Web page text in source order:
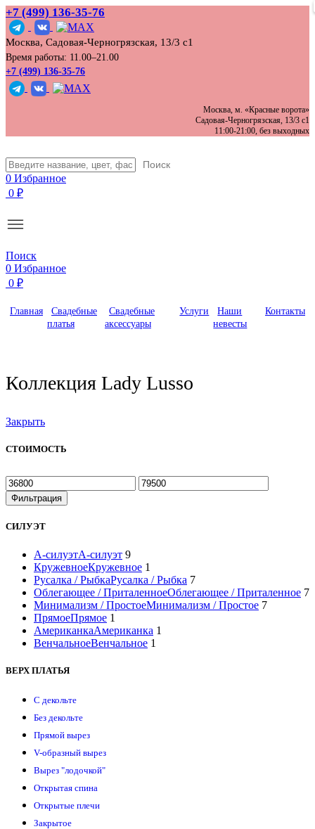
+7 (499) 136‑35‑76
Москва, Садовая-Черногрязская, 13/3 с1
Время работы: 11.00–21.00
+7 (499) 136-35-76
Москва, м. «Красные ворота»
Садовая-Черногрязская, 13/3 с1
11:00-21:00, без выходных
Поиск
0 Избранное
0 ₽
Поиск
0 Избранное
0 ₽
Главная
Свадебные
платья
Свадебные
аксессуары
Услуги
Наши
невесты
Контакты
Коллекция Lady Lusso
Закрыть
СТОИМОСТЬ
Фильтрация
СИЛУЭТ
А-силуэтА-силуэт 9
КружевноеКружевное 1
Русалка / РыбкаРусалка / Рыбка 7
Облегающее / ПриталенноеОблегающее / Приталенное 7
Минимализм / ПростоеМинимализм / Простое 7
ПрямоеПрямое 1
АмериканкаАмериканка 1
ВенчальноеВенчальное 1
ВЕРХ ПЛАТЬЯ
С декольте
Без декольте
Прямой вырез
V-образный вырез
Вырез "лодочкой"
Открытая спина
Открытые плечи
Закрытое